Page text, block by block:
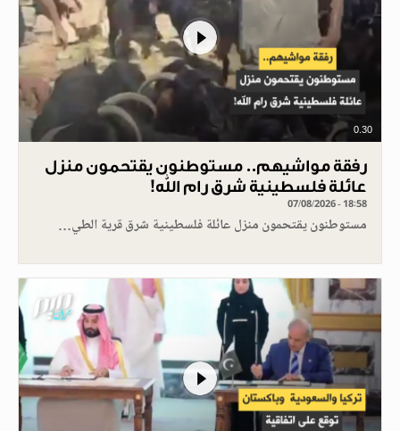
0.30
رفقة مواشيهم.. مستوطنون يقتحمون منزل
عائلة فلسطينية شرق رام الله!
07/08/2026 - 18:58
مستوطنون يقتحمون منزل عائلة فلسطينية شرق قرية الطي…